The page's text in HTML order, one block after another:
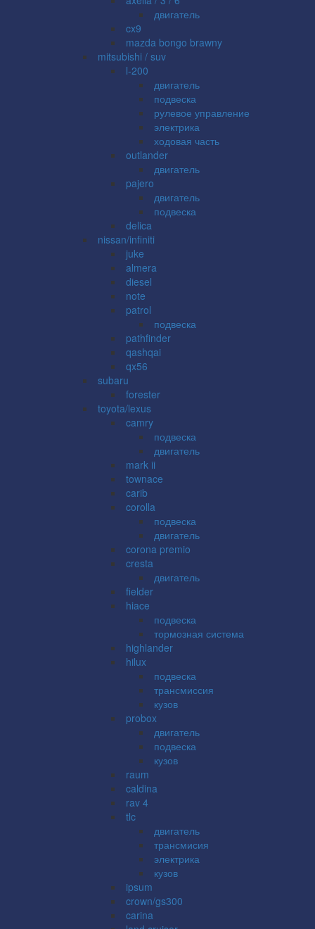
двигатель
cx9
mazda bongo brawny
mitsubishi / suv
l-200
двигатель
подвеска
рулевое управление
электрика
ходовая часть
outlander
двигатель
pajero
двигатель
подвеска
delica
nissan/infiniti
juke
almera
diesel
note
patrol
подвеска
pathfinder
qashqai
qx56
subaru
forester
toyota/lexus
camry
подвеска
двигатель
mark ii
townace
carib
corolla
подвеска
двигатель
corona premio
cresta
двигатель
fielder
hiace
подвеска
тормозная система
highlander
hilux
подвеска
трансмиссия
кузов
probox
двигатель
подвеска
кузов
raum
caldina
rav 4
tlc
двигатель
трансмисия
электрика
кузов
ipsum
crown/gs300
carina